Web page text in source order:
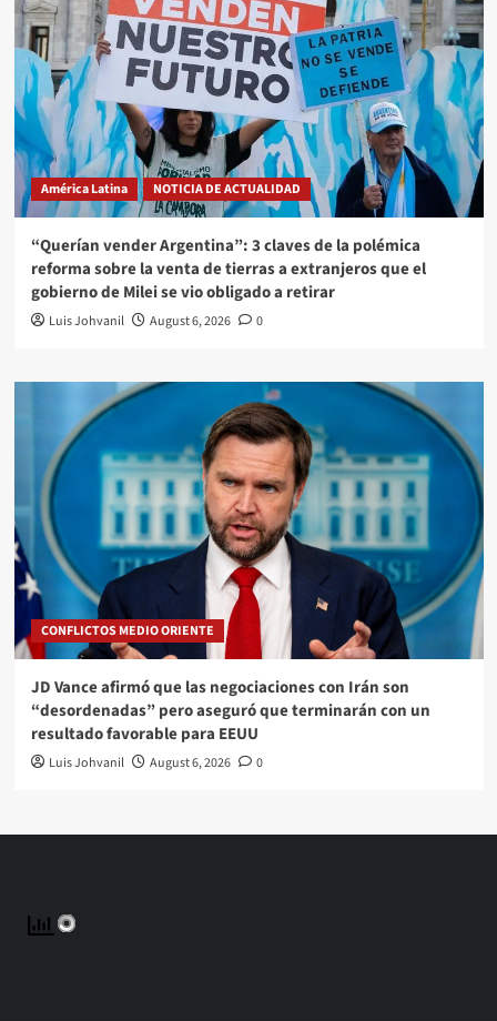
América Latina NOTICIA DE ACTUALIDAD
“Querían vender Argentina”: 3 claves de la polémica
reforma sobre la venta de tierras a extranjeros que el
gobierno de Milei se vio obligado a retirar
Luis Johvanil August 6, 2026 0
CONFLICTOS MEDIO ORIENTE
JD Vance afirmó que las negociaciones con Irán son
“desordenadas” pero aseguró que terminarán con un
resultado favorable para EEUU
Luis Johvanil August 6, 2026 0